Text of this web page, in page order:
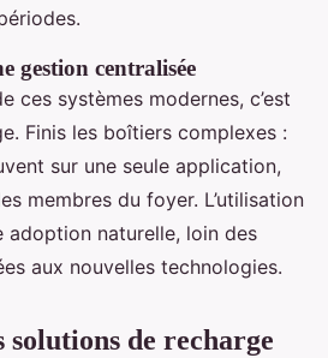
gestion centralisée
ces systèmes modernes, c’est
Finis les boîtiers complexes :
sur une seule application,
membres du foyer. L’utilisation
adoption naturelle, loin des
aux nouvelles technologies.
de recharge